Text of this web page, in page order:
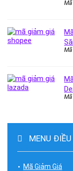
Mã
Mã
MENU
Mã Giảm Giá